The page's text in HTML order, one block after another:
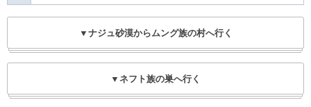
▼ナジュ砂漠からムング族の村へ行く
▼ネフト族の巣へ行く